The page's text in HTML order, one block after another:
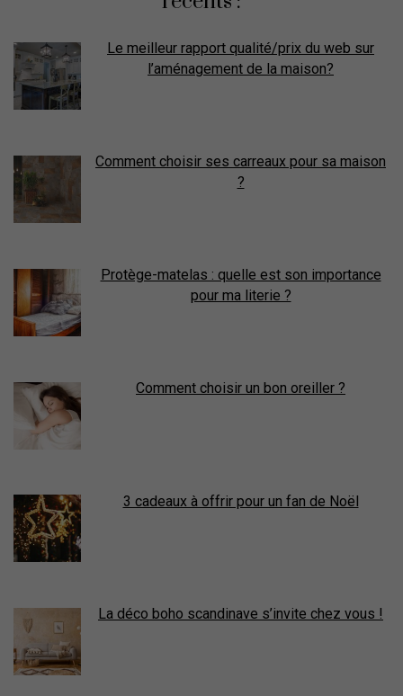
Le meilleur rapport qualité/prix du web sur
l’aménagement de la maison?
Comment choisir ses carreaux pour sa maison
?
Protège-matelas : quelle est son importance
pour ma literie ?
Comment choisir un bon oreiller ?
3 cadeaux à offrir pour un fan de Noël
La déco boho scandinave s’invite chez vous !